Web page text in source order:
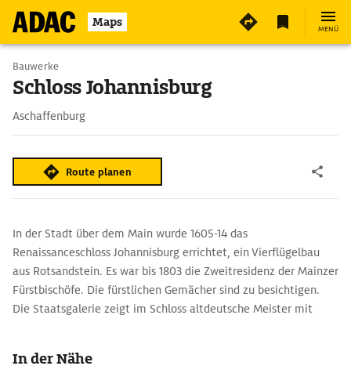
Maps MENÜ
Bauwerke
Schloss Johannisburg
Aschaffenburg
Route planen
In der Stadt über dem Main wurde 1605-14 das
Renaissanceschloss Johannisburg errichtet, ein Vierflügelbau
aus Rotsandstein. Es war bis 1803 die Zweitresidenz der Mainzer
Fürstbischöfe. Die fürstlichen Gemächer sind zu besichtigen.
Die Staatsgalerie zeigt im Schloss altdeutsche Meister mit
Landschaftsmalerei.
In der Nähe